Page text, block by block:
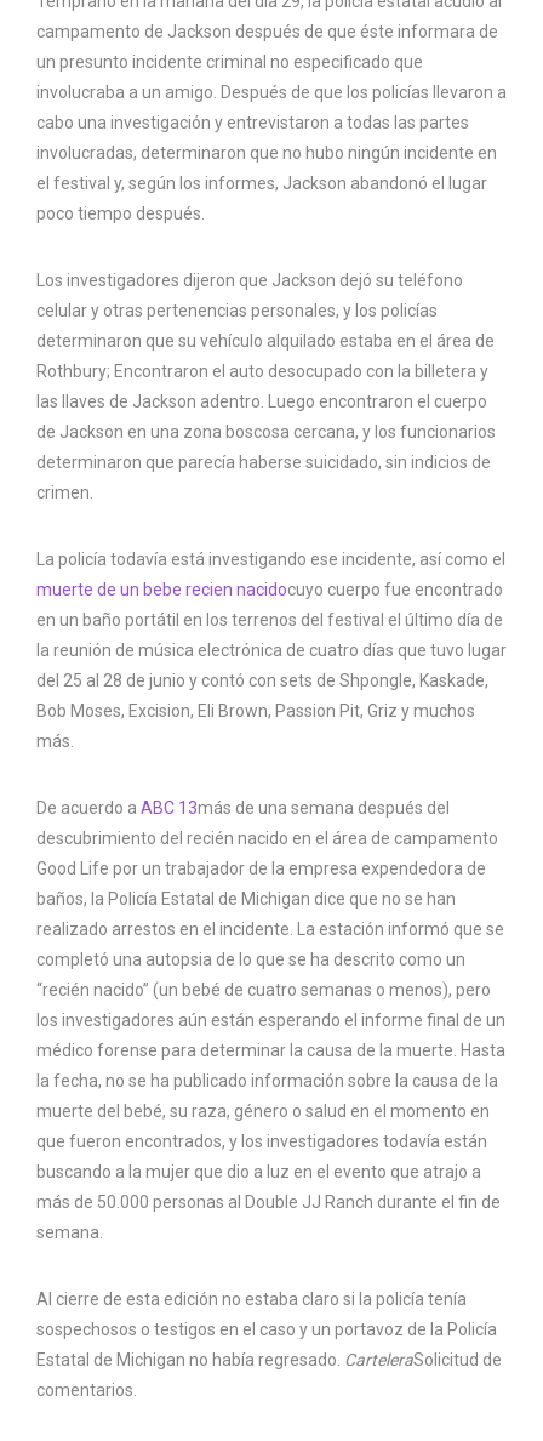
campamento de Jackson después de que éste informara de
un presunto incidente criminal no especificado que
involucraba a un amigo. Después de que los policías llevaron a
cabo una investigación y entrevistaron a todas las partes
involucradas, determinaron que no hubo ningún incidente en
el festival y, según los informes, Jackson abandonó el lugar
poco tiempo después.
Los investigadores dijeron que Jackson dejó su teléfono
celular y otras pertenencias personales, y los policías
determinaron que su vehículo alquilado estaba en el área de
Rothbury; Encontraron el auto desocupado con la billetera y
las llaves de Jackson adentro. Luego encontraron el cuerpo
de Jackson en una zona boscosa cercana, y los funcionarios
determinaron que parecía haberse suicidado, sin indicios de
crimen.
La policía todavía está investigando ese incidente, así como el
muerte de un bebe recien nacidocuyo cuerpo fue encontrado
en un baño portátil en los terrenos del festival el último día de
la reunión de música electrónica de cuatro días que tuvo lugar
del 25 al 28 de junio y contó con sets de Shpongle, Kaskade,
Bob Moses, Excision, Eli Brown, Passion Pit, Griz y muchos
más.
De acuerdo a ABC 13más de una semana después del
descubrimiento del recién nacido en el área de campamento
Good Life por un trabajador de la empresa expendedora de
baños, la Policía Estatal de Michigan dice que no se han
realizado arrestos en el incidente. La estación informó que se
completó una autopsia de lo que se ha descrito como un
“recién nacido” (un bebé de cuatro semanas o menos), pero
los investigadores aún están esperando el informe final de un
médico forense para determinar la causa de la muerte. Hasta
la fecha, no se ha publicado información sobre la causa de la
muerte del bebé, su raza, género o salud en el momento en
que fueron encontrados, y los investigadores todavía están
buscando a la mujer que dio a luz en el evento que atrajo a
más de 50.000 personas al Double JJ Ranch durante el fin de
semana.
Al cierre de esta edición no estaba claro si la policía tenía
sospechosos o testigos en el caso y un portavoz de la Policía
Estatal de Michigan no había regresado. CarteleraSolicitud de
comentarios.